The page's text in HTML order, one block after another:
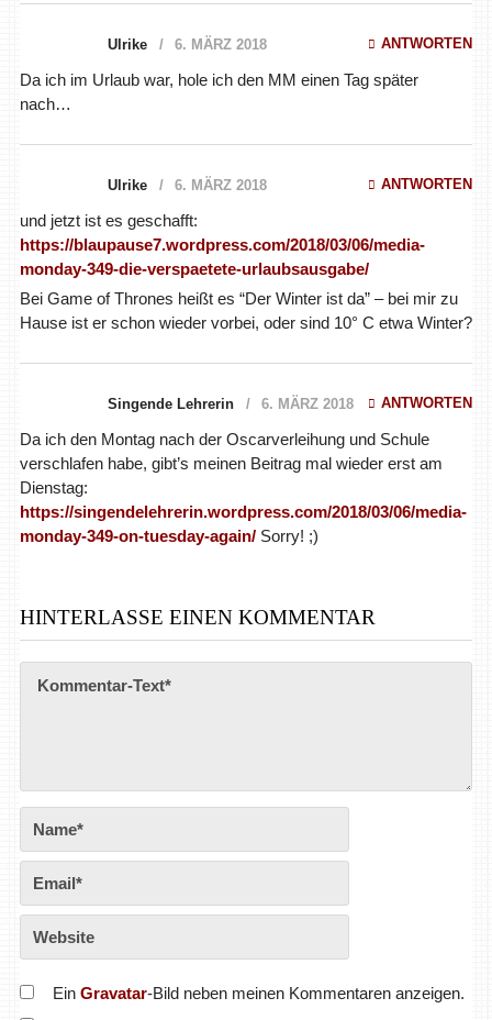
Ulrike 6. MÄRZ 2018 ANTWORTEN
Da ich im Urlaub war, hole ich den MM einen Tag später
nach…
Ulrike 6. MÄRZ 2018 ANTWORTEN
und jetzt ist es geschafft:
https://blaupause7.wordpress.com/2018/03/06/media-
monday-349-die-verspaetete-urlaubsausgabe/
Bei Game of Thrones heißt es “Der Winter ist da” – bei mir zu
Hause ist er schon wieder vorbei, oder sind 10° C etwa Winter?
Singende Lehrerin 6. MÄRZ 2018 ANTWORTEN
Da ich den Montag nach der Oscarverleihung und Schule
verschlafen habe, gibt’s meinen Beitrag mal wieder erst am
Dienstag:
https://singendelehrerin.wordpress.com/2018/03/06/media-
monday-349-on-tuesday-again/Sorry! ;)
HINTERLASSE EINEN KOMMENTAR
Ein Gravatar-Bild neben meinen Kommentaren anzeigen.